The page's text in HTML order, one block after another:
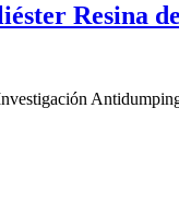
Resina